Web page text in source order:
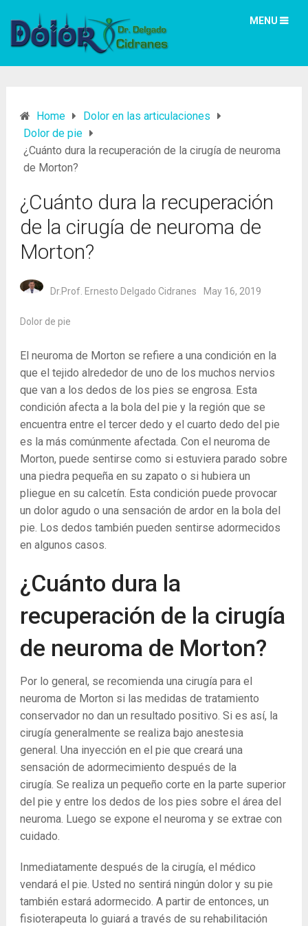
MENU
Home
Dolor en las articulaciones
Dolor de pie
¿Cuánto dura la recuperación de la cirugía de neuroma
de Morton?
¿Cuánto dura la recuperación
de la cirugía de neuroma de
Morton?
Dr.Prof. Ernesto Delgado Cidranes May 16, 2019
Dolor de pie
El neuroma de Morton se refiere a una condición en la
que el tejido alrededor de uno de los muchos nervios
que van a los dedos de los pies se engrosa. Esta
condición afecta a la bola del pie y la región que se
encuentra entre el tercer dedo y el cuarto dedo del pie
es la más comúnmente afectada. Con el neuroma de
Morton, puede sentirse como si estuviera parado sobre
una piedra pequeña en su zapato o si hubiera un
pliegue en su calcetín. Esta condición puede provocar
un dolor agudo o una sensación de ardor en la bola del
pie. Los dedos también pueden sentirse adormecidos
en algunos casos.
¿Cuánto dura la
recuperación de la cirugía
de neuroma de Morton?
Por lo general, se recomienda una cirugía para el
neuroma de Morton si las medidas de tratamiento
conservador no dan un resultado positivo. Si es así, la
cirugía generalmente se realiza bajo anestesia
general. Una inyección en el pie que creará una
sensación de adormecimiento después de la
cirugía. Se realiza un pequeño corte en la parte superior
del pie y entre los dedos de los pies sobre el área del
neuroma. Luego se expone el neuroma y se extrae con
cuidado.
Inmediatamente después de la cirugía, el médico
vendará el pie. Usted no sentirá ningún dolor y su pie
también estará adormecido. A partir de entonces, un
fisioterapeuta lo guiará a través de su rehabilitación